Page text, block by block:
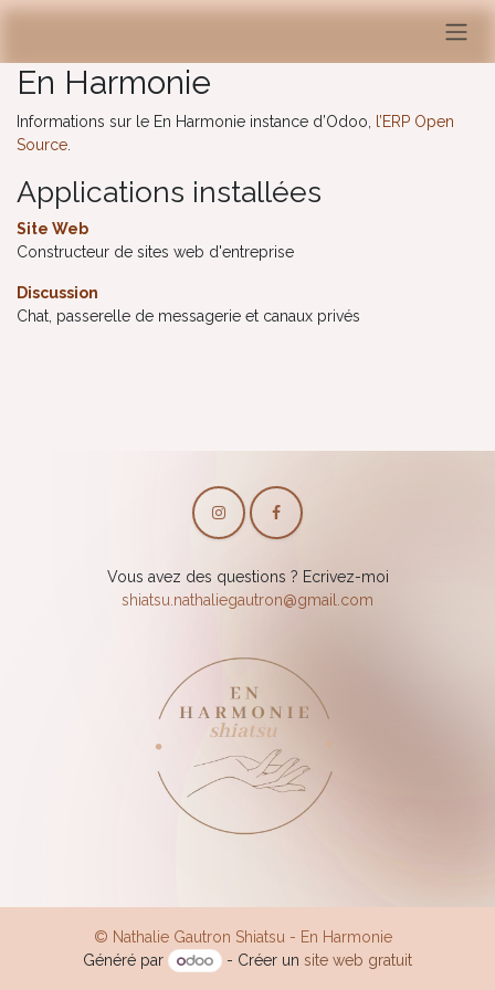
Se rendre au contenu
En Harmonie
Informations sur le En Harmonie instance d’Odoo,
l’ERP Open
Source
Applications installées
Site Web
Constructeur de sites web d'entreprise
Discussion
Chat, passerelle de messagerie et canaux privés
Vous avez des questions ? Ecrivez-moi
shiatsu.nathaliegautron@gmail.com
© Nathalie Gautron Shiatsu - En Harmonie
Généré par
- Créer un site web gratuit